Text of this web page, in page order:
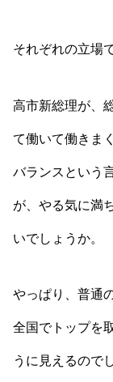
それぞれの立場
高市新総理が、
て働いて働きま
バランスという
が、やる気に満
いでしょうか。
やっぱり、普通
全国でトップを
うに見えるので